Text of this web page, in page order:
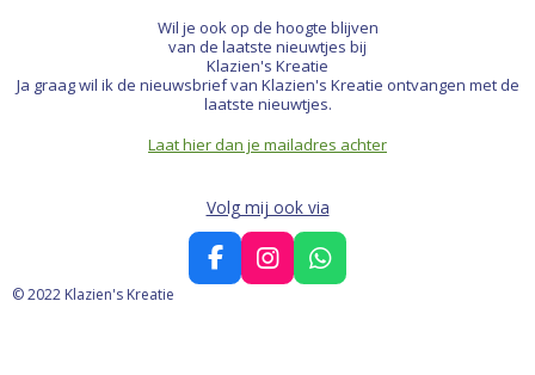
Wil je ook op de hoogte blijven
van de laatste nieuwtjes bij
Klazien's Kreatie
Ja graag wil ik de nieuwsbrief van Klazien's Kreatie ontvangen met de
laatste nieuwtjes.
Laat hier dan je mailadres achter
Volg mij ook via
F
a
I
n
W
h
© 2022 Klazien's Kreatie